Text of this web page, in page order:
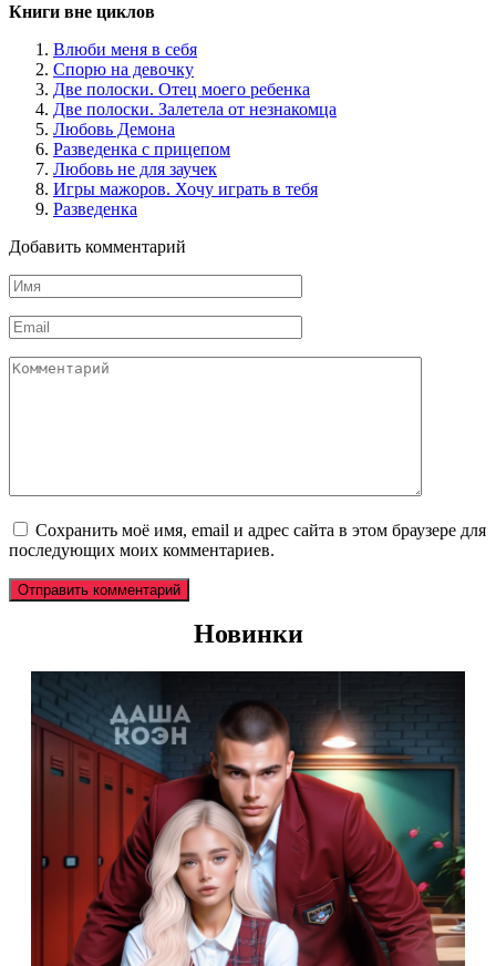
Книги вне циклов
Влюби меня в себя
Спорю на девочку
Две полоски. Отец моего ребенка
Две полоски. Залетела от незнакомца
Любовь Демона
Разведенка с прицепом
Любовь не для заучек
Игры мажоров. Хочу играть в тебя
Разведенка
Добавить комментарий
Имя
*
Email
*
Комментарий
Сохранить моё имя, email и адрес сайта в этом браузере для
последующих моих комментариев.
Новинки